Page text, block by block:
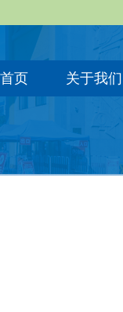
首页 关于我们